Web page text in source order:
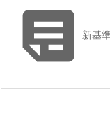
新基